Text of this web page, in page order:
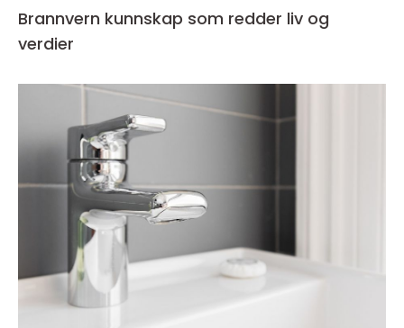
Brannvern kunnskap som redder liv og
verdier